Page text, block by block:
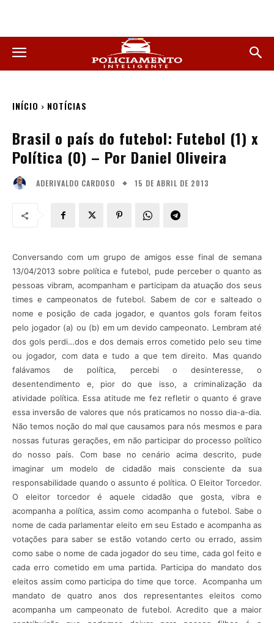
INÍCIO NOTÍCIAS
Brasil o país do futebol: Futebol (1) x
Política (0) – Por Daniel Oliveira
ADERIVALDO CARDOSO 15 DE ABRIL DE 2013
Conversando com um grupo de amigos esse final de semana
13/04/2013 sobre política e futebol, pude perceber o quanto as
pessoas vibram, acompanham e participam da atuação dos seus
times e campeonatos de futebol. Sabem de cor e salteado o
nome e posição de cada jogador, e quantos gols foram feitos
pelo jogador (a) ou (b) em um devido campeonato. Lembram até
dos gols perdi…dos e dos demais erros cometido pelo seu time
ou jogador, com data e tudo a que tem direito. Mas quando
falávamos de política, percebi o desinteresse, o
desentendimento e, pior do que isso, a criminalização da
atividade política. Essa atitude me fez refletir o quanto é grave
essa inversão de valores que nós praticamos no nosso dia-a-dia.
Não temos noção do mal que causamos para nós mesmos e para
nossas futuras gerações, em não participar do processo político
do nosso país. Com base no cenário acima descrito, pude
imaginar um modelo de cidadão mais consciente da sua
responsabilidade quando o assunto é política. O Eleitor Torcedor.
O eleitor torcedor é aquele cidadão que gosta, vibra e
acompanha a política, assim como acompanha o futebol. Sabe o
nome de cada parlamentar eleito em seu Estado e acompanha as
votações para saber se estão votando certo ou errado, assim
como sabe o nome de cada jogador do seu time, cada gol feito e
cada erro cometido em uma partida. Participa do mandato dos
eleitos assim como participa do time que torce. Acompanha um
mandato de quatro anos dos representantes eleitos como
acompanha um campeonato de futebol. Acredito que a maior